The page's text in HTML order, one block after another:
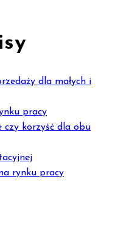
dla małych i
pracy
czy korzyść dla obu
rynku pracy